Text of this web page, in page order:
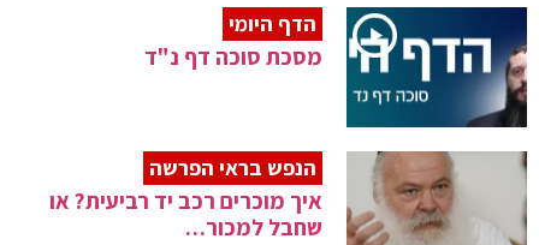
הדף היומי
מסכת סוכה דף נ"ד
הנפש בראי הפרשה
איך מוכרים רכב יד רביעית? או
שחבל למכור…